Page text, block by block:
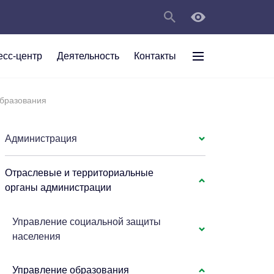
центр Деятельность Контакты
Анжеро-
Администрация
Отраслевые и территориальные
органы администрации
Управление социальной защиты
населения
Управление образования